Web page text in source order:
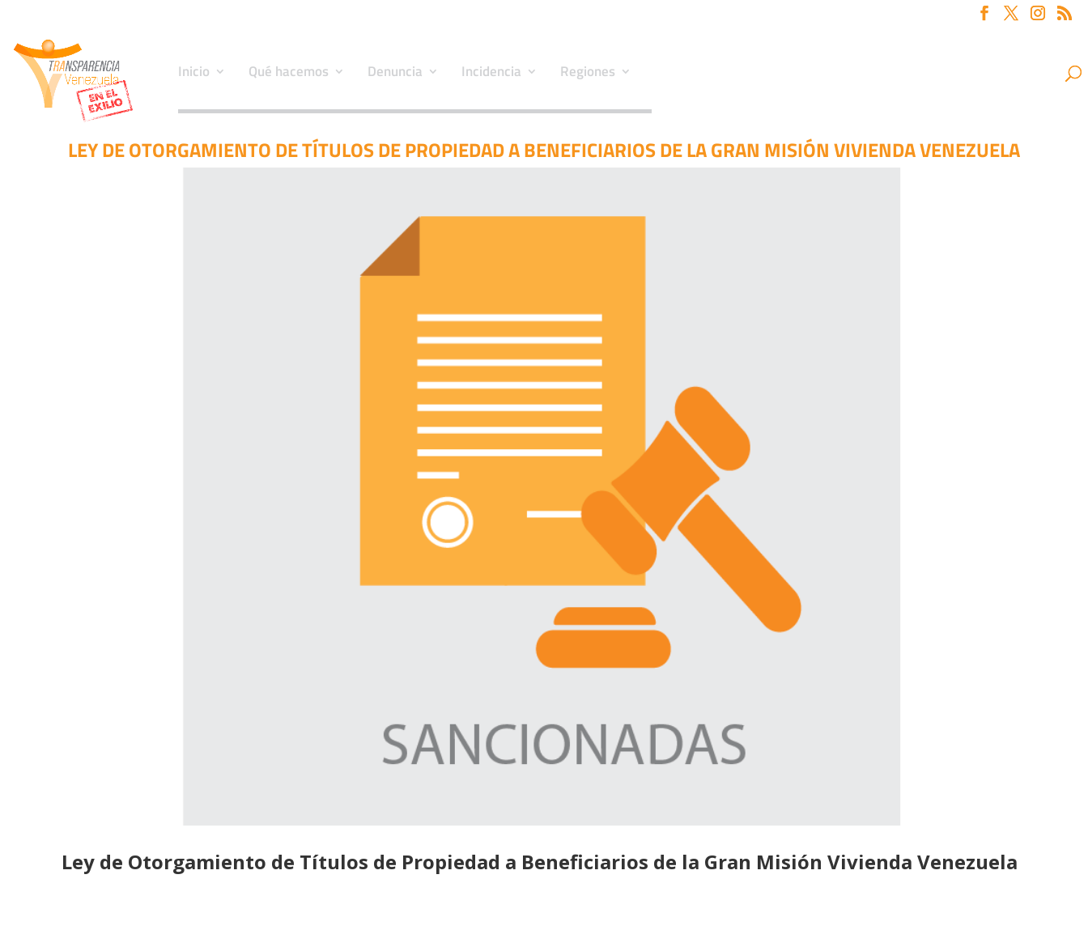
Inicio Qué hacemos Denuncia Incidencia Regiones
LEY DE OTORGAMIENTO DE TÍTULOS DE PROPIEDAD A BENEFICIARIOS DE LA GRAN MISIÓN VIVIENDA VENEZUELA
Ley de Otorgamiento de Títulos de Propiedad a Beneficiarios de la Gran Misión Vivienda Venezuela